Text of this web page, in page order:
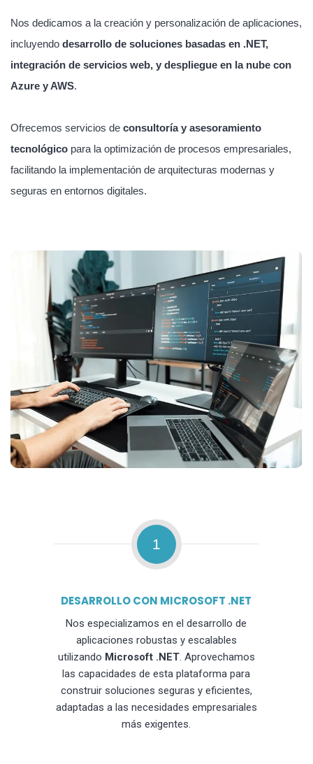
Nos dedicamos a la creación y personalización de aplicaciones,
incluyendo desarrollo de soluciones basadas en .NET,
integración de servicios web, y despliegue en la nube con
Azure y AWS.
Ofrecemos servicios de consultoría y asesoramiento
tecnológico para la optimización de procesos empresariales,
facilitando la implementación de arquitecturas modernas y
seguras en entornos digitales.
1
DESARROLLO CON MICROSOFT .NET
Nos especializamos en el desarrollo de
aplicaciones robustas y escalables
utilizando Microsoft .NET. Aprovechamos
las capacidades de esta plataforma para
construir soluciones seguras y eficientes,
adaptadas a las necesidades empresariales
más exigentes.